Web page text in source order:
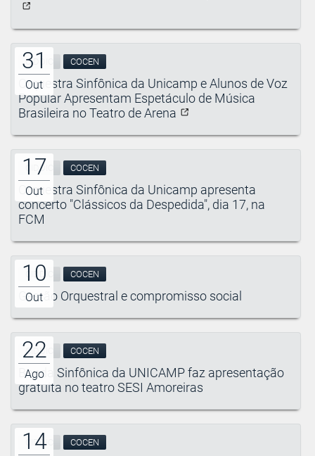
31
Out
CIDDIC COCEN
Orquestra Sinfônica da Unicamp e Alunos de Voz
Popular Apresentam Espetáculo de Música
Brasileira no Teatro de Arena
17
Out
CIDDIC COCEN
Orquestra Sinfônica da Unicamp apresenta
concerto "Clássicos da Despedida", dia 17, na
FCM
10
Out
CIDDIC COCEN
Gestão Orquestral e compromisso social
22
Ago
CIDDIC COCEN
Banda Sinfônica da UNICAMP faz apresentação
gratuita no teatro SESI Amoreiras
14
CIDDIC COCEN